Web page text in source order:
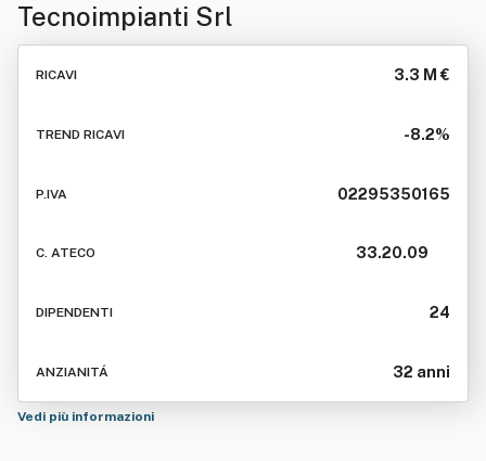
Tecnoimpianti Srl
RICAVI 3.3 M €
TREND RICAVI -8.2%
P.IVA 02295350165
C. ATECO 33.20.09
DIPENDENTI 24
ANZIANITÁ 32 anni
Vedi più informazioni